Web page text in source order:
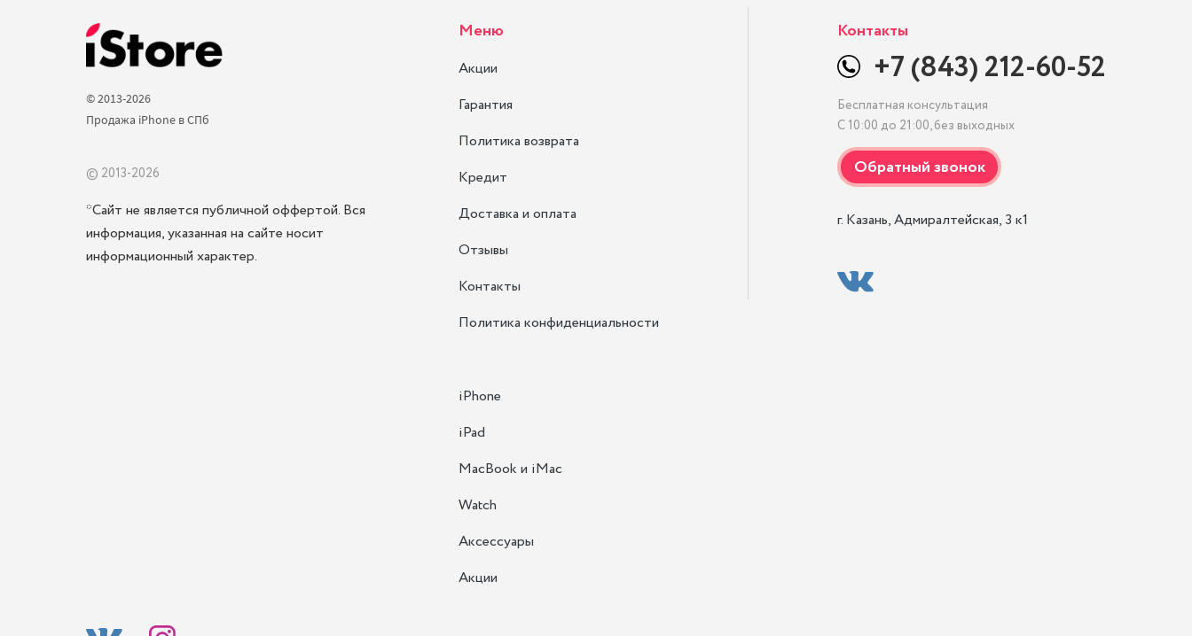
© 2013-2026
Продажа iPhone в СПб
© 2013-2026
*Сайт не является публичной оффертой. Вся
информация, указанная на сайте носит
информационный характер.
Меню
Акции
Гарантия
Политика возврата
Кредит
Доставка и оплата
Отзывы
Контакты
Политика конфиденциальности
iPhone
iPad
MacBook и iMac
Watch
Аксессуары
Акции
Контакты
+7 (843) 212-60-52
Бесплатная консультация
С 10:00 до 21:00, без выходных
г. Казань, Адмиралтейская, 3 к1